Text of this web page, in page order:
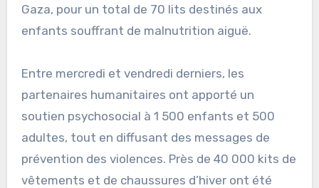
Gaza, pour un total de 70 lits destinés aux
enfants souffrant de malnutrition aiguë.
Entre mercredi et vendredi derniers, les
partenaires humanitaires ont apporté un
soutien psychosocial à 1 500 enfants et 500
adultes, tout en diffusant des messages de
prévention des violences. Près de 40 000 kits de
vêtements et de chaussures d’hiver ont été